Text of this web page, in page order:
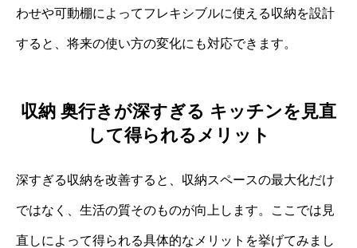
わせや可動棚によってフレキシブルに使える収納を設計
すると、将来の使い方の変化にも対応できます。
収納 奥行きが深すぎる キッチンを見直
して得られるメリット
深すぎる収納を改善すると、収納スペースの最大化だけ
ではなく、生活の質そのものが向上します。ここでは見
直しによって得られる具体的なメリットを挙げてみまし